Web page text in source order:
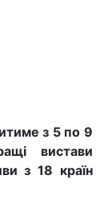
з 5 по 9
вистави
з 18 країн